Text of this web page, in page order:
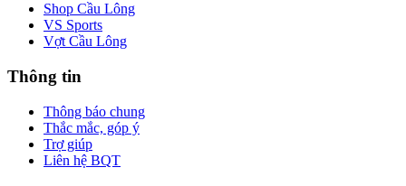
Shop Cầu Lông
VS Sports
Vợt Cầu Lông
Thông tin
Thông báo chung
Thắc mắc, góp ý
Trợ giúp
Liên hệ BQT